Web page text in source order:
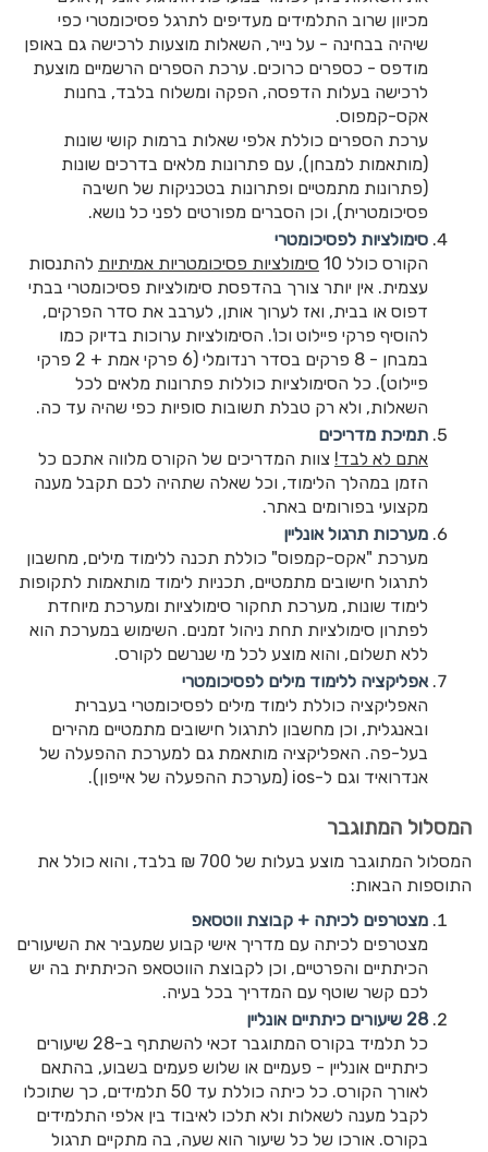
מכיוון שרוב התלמידים מעדיפים לתרגל פסיכומטרי כפי
שיהיה בבחינה - על נייר, השאלות מוצעות לרכישה גם באופן
מודפס - כספרים כרוכים. ערכת הספרים הרשמיים מוצעת
לרכישה בעלות הדפסה, הפקה ומשלוח בלבד, בחנות
אקס-קמפוס.
ערכת הספרים כוללת אלפי שאלות ברמות קושי שונות
(מותאמות למבחן), עם פתרונות מלאים בדרכים שונות
(פתרונות מתמטיים ופתרונות בטכניקות של חשיבה
פסיכומטרית), וכן הסברים מפורטים לפני כל נושא.
סימולציות לפסיכומטרי
הקורס כולל 10
סימולציות פסיכומטריות אמיתיות להתנסות
עצמית. אין יותר צורך בהדפסת סימולציות פסיכומטרי בבתי
דפוס או בבית, ואז לערוך אותן, לערבב את סדר הפרקים,
להוסיף פרקי פיילוט וכו'. הסימולציות ערוכות בדיוק כמו
במבחן - 8 פרקים בסדר רנדומלי (6 פרקי אמת + 2 פרקי
פיילוט). כל הסימולציות כוללות פתרונות מלאים לכל
השאלות, ולא רק טבלת תשובות סופיות כפי שהיה עד כה.
תמיכת מדריכים
אתם לא לבד! צוות המדריכים של הקורס מלווה אתכם כל
הזמן במהלך הלימוד, וכל שאלה שתהיה לכם תקבל מענה
מקצועי בפורומים באתר.
מערכות תרגול אונליין
מערכת "אקס-קמפוס" כוללת תכנה ללימוד מילים, מחשבון
לתרגול חישובים מתמטיים, תכניות לימוד מותאמות לתקופות
לימוד שונות, מערכת תחקור סימולציות ומערכת מיוחדת
לפתרון סימולציות תחת ניהול זמנים. השימוש במערכת הוא
ללא תשלום, והוא מוצע לכל מי שנרשם לקורס.
אפליקציה ללימוד מילים לפסיכומטרי
האפליקציה כוללת לימוד מילים לפסיכומטרי בעברית
ובאנגלית, וכן מחשבון לתרגול חישובים מתמטיים מהירים
בעל-פה. האפליקציה מותאמת גם למערכת ההפעלה של
אנדרואיד וגם ל-ios (מערכת ההפעלה של אייפון).
המסלול המתוגבר
המסלול המתוגבר מוצע בעלות של 700 ₪ בלבד, והוא כולל את
התוספות הבאות:
מצטרפים לכיתה + קבוצת ווטסאפ
מצטרפים לכיתה עם מדריך אישי קבוע שמעביר את השיעורים
הכיתתיים והפרטיים, וכן לקבוצת הווטסאפ הכיתתית בה יש
לכם קשר שוטף עם המדריך בכל בעיה.
28 שיעורים כיתתיים אונליין
כל תלמיד בקורס המתוגבר זכאי להשתתף ב-28 שיעורים
כיתתיים אונליין - פעמיים או שלוש פעמים בשבוע, בהתאם
לאורך הקורס. כל כיתה כוללת עד 50 תלמידים, כך שתוכלו
לקבל מענה לשאלות ולא תלכו לאיבוד בין אלפי התלמידים
בקורס. אורכו של כל שיעור הוא שעה, בה מתקיים תרגול